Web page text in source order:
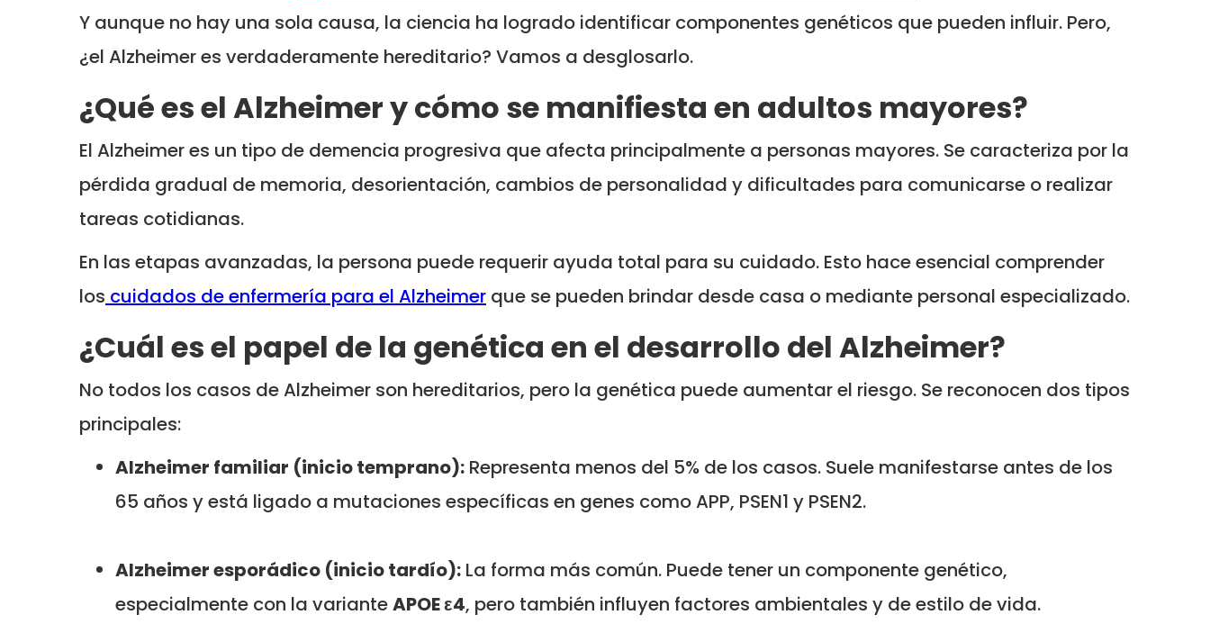
Y aunque no hay una sola causa, la ciencia ha logrado identificar componentes genéticos que pueden influir. Pero,
¿el Alzheimer es verdaderamente hereditario? Vamos a desglosarlo.
¿Qué es el Alzheimer y cómo se manifiesta en adultos mayores?
El Alzheimer es un tipo de demencia progresiva que afecta principalmente a personas mayores. Se caracteriza por la
pérdida gradual de memoria, desorientación, cambios de personalidad y dificultades para comunicarse o realizar
tareas cotidianas.
En las etapas avanzadas, la persona puede requerir ayuda total para su cuidado. Esto hace esencial comprender
los cuidados de enfermería para el Alzheimer que se pueden brindar desde casa o mediante personal especializado.
¿Cuál es el papel de la genética en el desarrollo del Alzheimer?
No todos los casos de Alzheimer son hereditarios, pero la genética puede aumentar el riesgo. Se reconocen dos tipos
principales:
Alzheimer familiar (inicio temprano): Representa menos del 5% de los casos. Suele manifestarse antes de los
65 años y está ligado a mutaciones específicas en genes como APP, PSEN1 y PSEN2.
Alzheimer esporádico (inicio tardío): La forma más común. Puede tener un componente genético,
especialmente con la varianteAPOE ε4, pero también influyen factores ambientales y de estilo de vida.